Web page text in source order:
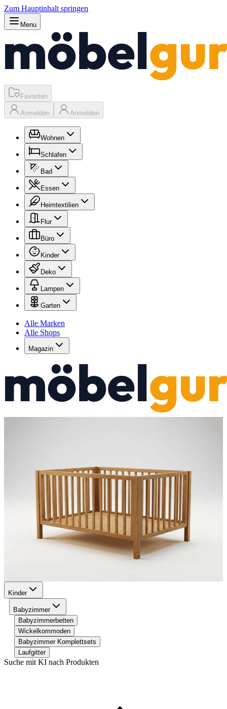
Zum Hauptinhalt springen
Menu
Favoriten
Anmelden Anmelden
Wohnen
Schlafen
Bad
Essen
Heimtextilien
Flur
Büro
Kinder
Deko
Lampen
Garten
Alle Marken
Alle Shops
Magazin
Kinder
Babyzimmer
Babyzimmerbetten
Wickelkommoden
Babyzimmer Komplettsets
Laufgitter
Suche mit KI nach Produkten